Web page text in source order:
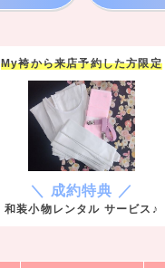
My袴から来店予約した方限定
＼ 成約特典 ／
和装小物レンタル サービス♪